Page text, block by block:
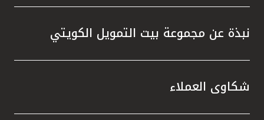
نبذة عن مجموعة بيت التمويل الكويتي
شكاوى العملاء